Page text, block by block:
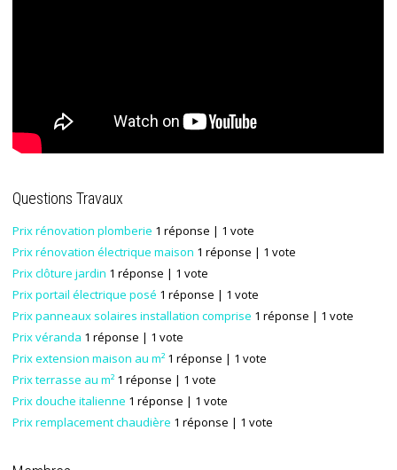
Questions Travaux
Prix rénovation plomberie 1 réponse | 1 vote
Prix rénovation électrique maison 1 réponse | 1 vote
Prix clôture jardin 1 réponse | 1 vote
Prix portail électrique posé 1 réponse | 1 vote
Prix panneaux solaires installation comprise 1 réponse | 1 vote
Prix véranda 1 réponse | 1 vote
Prix extension maison au m² 1 réponse | 1 vote
Prix terrasse au m² 1 réponse | 1 vote
Prix douche italienne 1 réponse | 1 vote
Prix remplacement chaudière 1 réponse | 1 vote